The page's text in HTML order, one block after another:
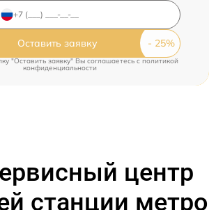
Оставить заявку
"Оставить заявку" Вы соглашаетесь cполитикой
конфиденциальности
центр
станции метро